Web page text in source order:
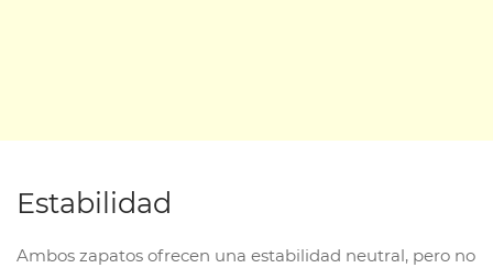
Estabilidad
Ambos zapatos ofrecen una estabilidad neutral, pero no